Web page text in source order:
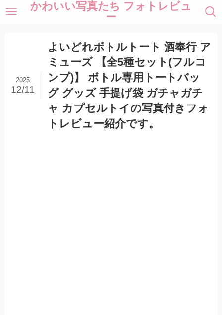
かわいい写真たち フォトレビュ
ー
よいどれボトルトート 酒奉行 ア
ミューズ 【全5種セット(フルコ
ンプ)】 ボトル専用トートバッ
グ グッズ 手提げ袋 ガチャガチ
ャ カプセルトイの写真付きフォ
トレビュー紹介です。
2025
12/11